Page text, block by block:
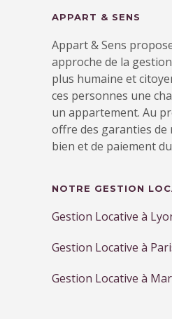
APPART & SENS
Appart & Sens
approche de la
plus humaine et
ces personnes une
un appartement. Au
offre des garanties de
bien et de paiement
NOTRE GESTION
Gestion Locative à
Gestion Locative à
Gestion Locative à